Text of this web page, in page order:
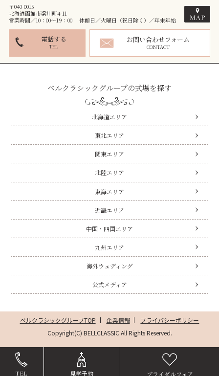
〒040-0015
北海道函館市梁川町4-11
営業時間／10：00～19：00 休館日／火曜日（祝日除く）／年末年始
電話する
TEL
お問い合わせフォーム
CONTACT
ベルクラシックグループの式場を探す
北海道エリア
東北エリア
関東エリア
北陸エリア
東海エリア
近畿エリア
中国・四国エリア
九州エリア
海外ウェディング
公式メディア
ベルクラシックグループTOP 企業情報
プライバシーポリシー
Copyright(C) BELLCLASSIC All Rights Reserved.
TEL 見学予約 ブライダルフェア